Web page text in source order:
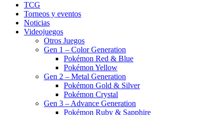
TCG
Torneos y eventos
Noticias
Videojuegos
Otros Juegos
Gen 1 – Color Generation
Pokémon Red & Blue
Pokémon Yellow
Gen 2 – Metal Generation
Pokémon Gold & Silver
Pokémon Crystal
Gen 3 – Advance Generation
Pokémon Ruby & Sapphire